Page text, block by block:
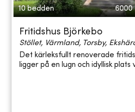
10 bedden 6000
Fritidshus Björkebo
Stöllet, Värmland, Torsby,
Det kärleksfullt renoverade
ligger på en lugn och idyllisk plats